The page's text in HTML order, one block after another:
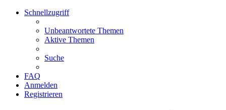
Schnellzugriff
Unbeantwortete Themen
Aktive Themen
Suche
FAQ
Anmelden
Registrieren